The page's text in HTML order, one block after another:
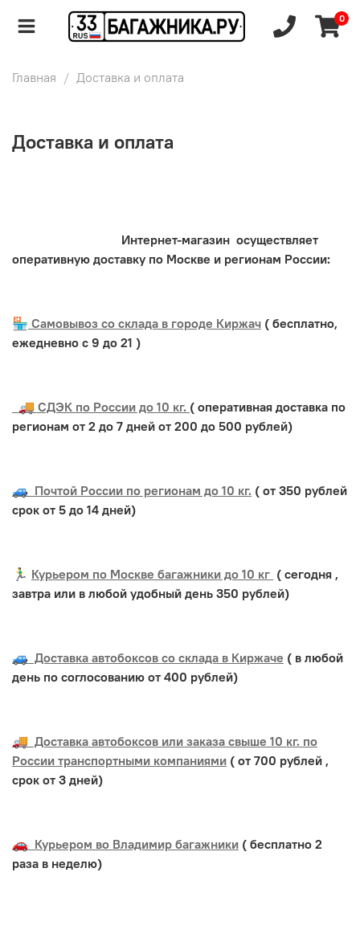
0
Главная Доставка и оплата
Доставка и оплата
Интернет-магазин осуществляет
оперативную доставку по Москве и регионам России:
🏪 Самовывоз со склада в городе Киржач ( бесплатно,
ежедневно с 9 до 21 )
🚚 СДЭК по России до 10 кг. ( оперативная доставка по
регионам от 2 до 7 дней от 200 до 500 рублей)
🚙 Почтой России по регионам до 10 кг. ( от 350 рублей
срок от 5 до 14 дней)
🏃‍♂️ Курьером по Москве багажники до 10 кг ( сегодня ,
завтра или в любой удобный день 350 рублей)
🚙 Доставка автобоксов со склада в Киржаче ( в любой
день по соглосованию от 400 рублей)
🚚 Доставка автобоксов или заказа свыше 10 кг. по
России транспортными компаниями ( от 700 рублей ,
срок от 3 дней)
🚗 Курьером во Владимир багажники ( бесплатно 2
раза в неделю)